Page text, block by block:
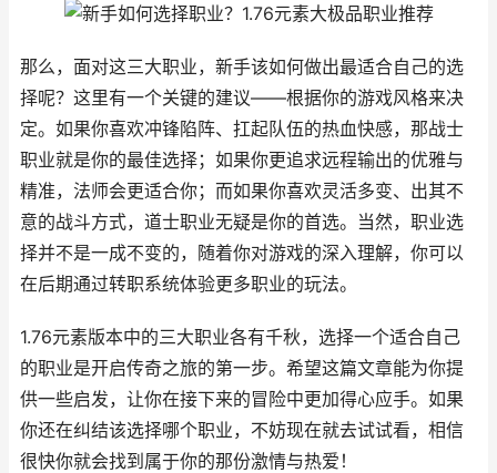
那么，面对这三大职业，新手该如何做出最适合自己的选
择呢？这里有一个关键的建议——根据你的游戏风格来决
定。如果你喜欢冲锋陷阵、扛起队伍的热血快感，那战士
职业就是你的最佳选择；如果你更追求远程输出的优雅与
精准，法师会更适合你；而如果你喜欢灵活多变、出其不
意的战斗方式，道士职业无疑是你的首选。当然，职业选
择并不是一成不变的，随着你对游戏的深入理解，你可以
在后期通过转职系统体验更多职业的玩法。
1.76元素版本中的三大职业各有千秋，选择一个适合自己
的职业是开启传奇之旅的第一步。希望这篇文章能为你提
供一些启发，让你在接下来的冒险中更加得心应手。如果
你还在纠结该选择哪个职业，不妨现在就去试试看，相信
很快你就会找到属于你的那份激情与热爱！